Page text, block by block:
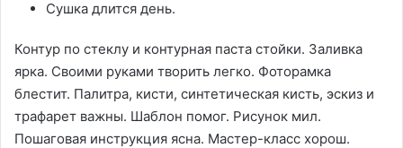
Сушка длится день.
Контур по стеклу и контурная паста стойки. Заливка
ярка. Своими руками творить легко. Фоторамка
блестит. Палитра, кисти, синтетическая кисть, эскиз и
трафарет важны. Шаблон помог. Рисунок мил.
Пошаговая инструкция ясна. Мастер-класс хорош.